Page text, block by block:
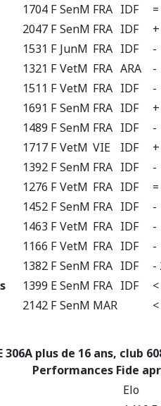
1704 F SenM FRA IDF
2047 F SenM FRA IDF
1531 F JunM FRA IDF
-
1321 F VetM FRA ARA
-
1511 F VetM FRA IDF
-
1691 F SenM FRA IDF
1489 F SenM FRA IDF
-
1717 F VetM VIE IDF
1392 F SenM FRA IDF
-
1276 F VetM FRA IDF
1452 F SenM FRA IDF
-
1463 F VetM FRA IDF
-
1166 F VetM FRA IDF
-
1382 F SenM FRA IDF
-
1399 E SenM FRA IDF
2142 F SenM MAR
306A plus de 16 ans, club
Performances Fide
Elo